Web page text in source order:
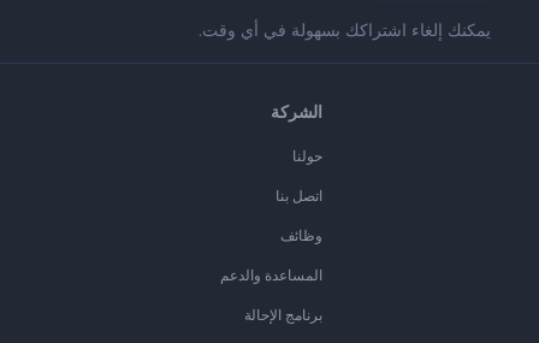
يمكنك إلغاء اشتراكك بسهولة في أي وقت.
الشركة
حولنا
اتصل بنا
وظائف
المساعدة والدعم
برنامج الإحالة